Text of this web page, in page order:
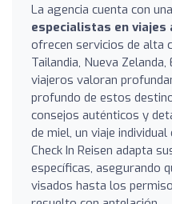
La agencia cuenta con
especialistas en viajes
ofrecen servicios de alta
Tailandia, Nueva
viajeros valoran
profundo de estos
consejos auténticos y
de miel, un viaje
Check In Reisen adapta
específicas, asegurando
visados hasta los